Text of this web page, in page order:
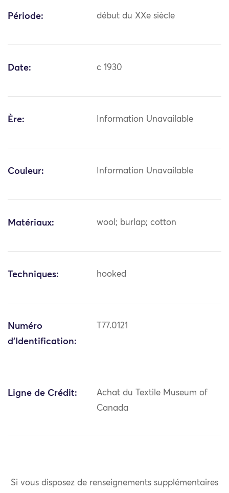
Période: début du XXe siècle
Date: c 1930
Ère: Information Unavailable
Couleur: Information Unavailable
Matériaux: wool; burlap; cotton
Techniques: hooked
Numéro
d'Identification:
T77.0121
Ligne de Crédit:
Achat du Textile Museum of
Canada
Si vous disposez de renseignements supplémentaires